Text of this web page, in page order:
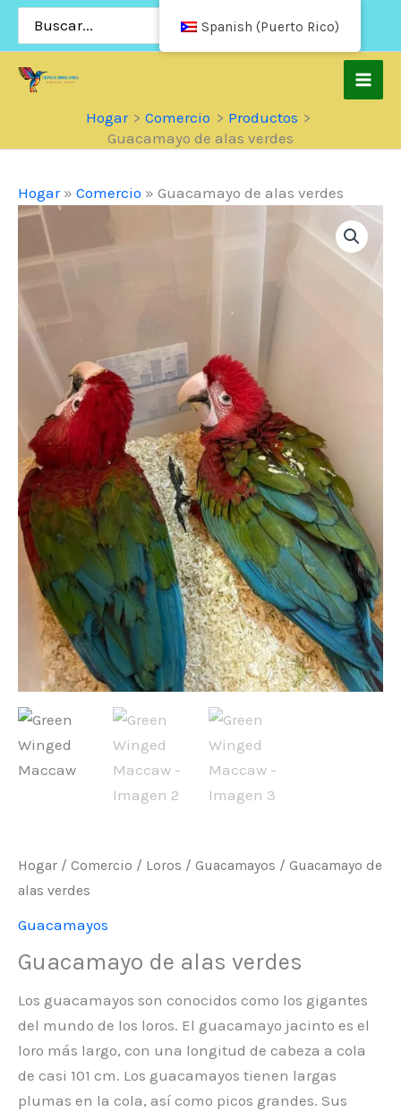
Saltar
Hogar Comercio
Productos
Guacamayo de alas verdes
Hogar» Comercio » Guacamayo de alas verdes
Hogar / Comercio / Loros / Guacamayos / Guacamayo de
alas verdes
Guacamayos
Guacamayo de alas verdes
Los guacamayos son conocidos como los gigantes
del mundo de los loros. El guacamayo jacinto es el
loro más largo, con una longitud de cabeza a cola
de casi 101 cm. Los guacamayos tienen largas
plumas en la cola, así como picos grandes. Sus
Spanish (Puerto Rico)